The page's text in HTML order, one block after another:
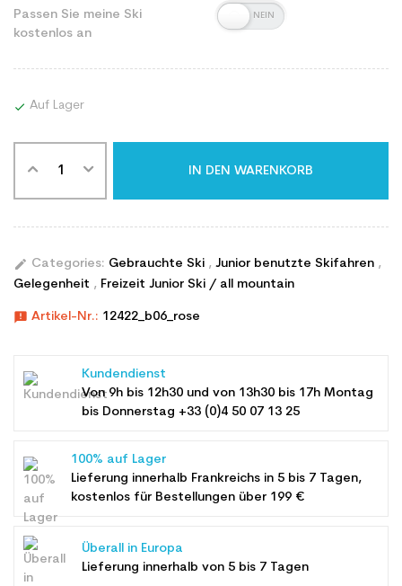
Passen Sie meine Ski
kostenlos an
 Auf Lager
IN DEN WARENKORB
edit Categories: Gebrauchte Ski , Junior benutzte Skifahren ,
Gelegenheit , Freizeit Junior Ski / all mountain
announcement Artikel-Nr.: 12422_b06_rose
Kundendienst
Von 9h bis 12h30 und von 13h30 bis 17h Montag
bis Donnerstag +33 (0)4 50 07 13 25
100% auf Lager
Lieferung innerhalb Frankreichs in 5 bis 7 Tagen,
kostenlos für Bestellungen über 199 €
Überall in Europa
Lieferung innerhalb von 5 bis 7 Tagen